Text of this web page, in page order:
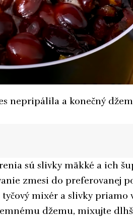
nepripálila a konečný
sú slivky mäkké a ich
zmesi do preferovanej
mixér a slivky priamo
džemu, mixujte